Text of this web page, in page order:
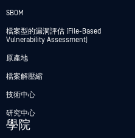
SBOM
檔案型的漏洞評估 (File-Based
Vulnerability Assessment)
原產地
檔案解壓縮
技術中心
研究中心
學院